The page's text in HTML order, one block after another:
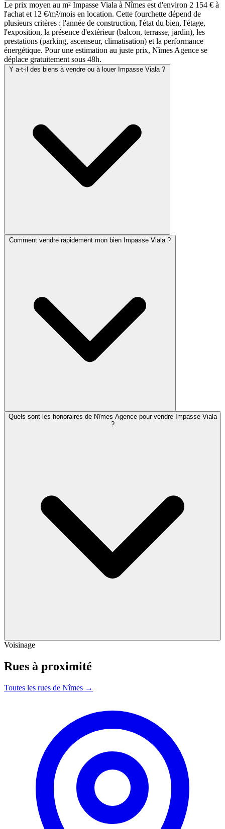
Le prix moyen au m² Impasse Viala à Nîmes est d'environ 2 154 € à
l'achat et 12 €/m²/mois en location. Cette fourchette dépend de
plusieurs critères : l'année de construction, l'état du bien, l'étage,
l'exposition, la présence d'extérieur (balcon, terrasse, jardin), les
prestations (parking, ascenseur, climatisation) et la performance
énergétique. Pour une estimation au juste prix, Nîmes Agence se
déplace gratuitement sous 48h.
Y a-t-il des biens à vendre ou à louer Impasse Viala ?
Comment vendre rapidement mon bien Impasse Viala ?
Quels sont les honoraires de Nîmes Agence pour vendre Impasse Viala
?
Voisinage
Rues à proximité
Toutes les rues de Nîmes →